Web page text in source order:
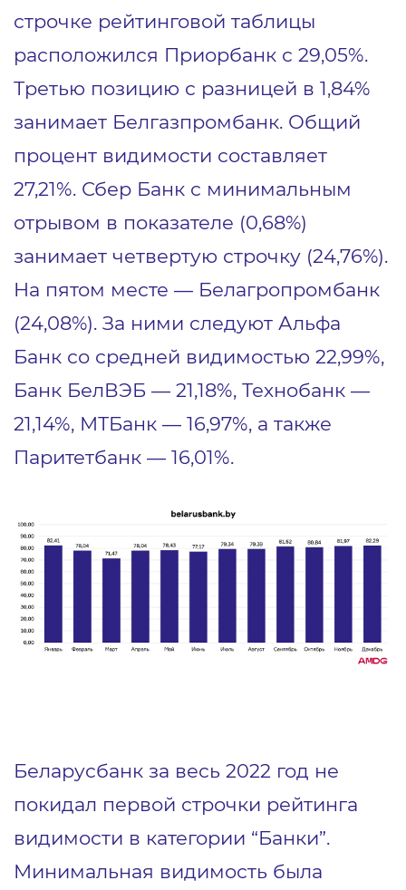
строчке рейтинговой таблицы
расположился Приорбанк с 29,05%.
Третью позицию с разницей в 1,84%
занимает Белгазпромбанк. Общий
процент видимости составляет
27,21%. Сбер Банк с минимальным
отрывом в показателе (0,68%)
занимает четвертую строчку (24,76%).
На пятом месте — Белагропромбанк
(24,08%). За ними следуют Альфа
Банк со средней видимостью 22,99%,
Банк БелВЭБ — 21,18%, Технобанк —
21,14%, МТБанк — 16,97%, а также
Паритетбанк — 16,01%.
Беларусбанк за весь 2022 год не
покидал первой строчки рейтинга
видимости в категории “Банки”.
Минимальная видимость была